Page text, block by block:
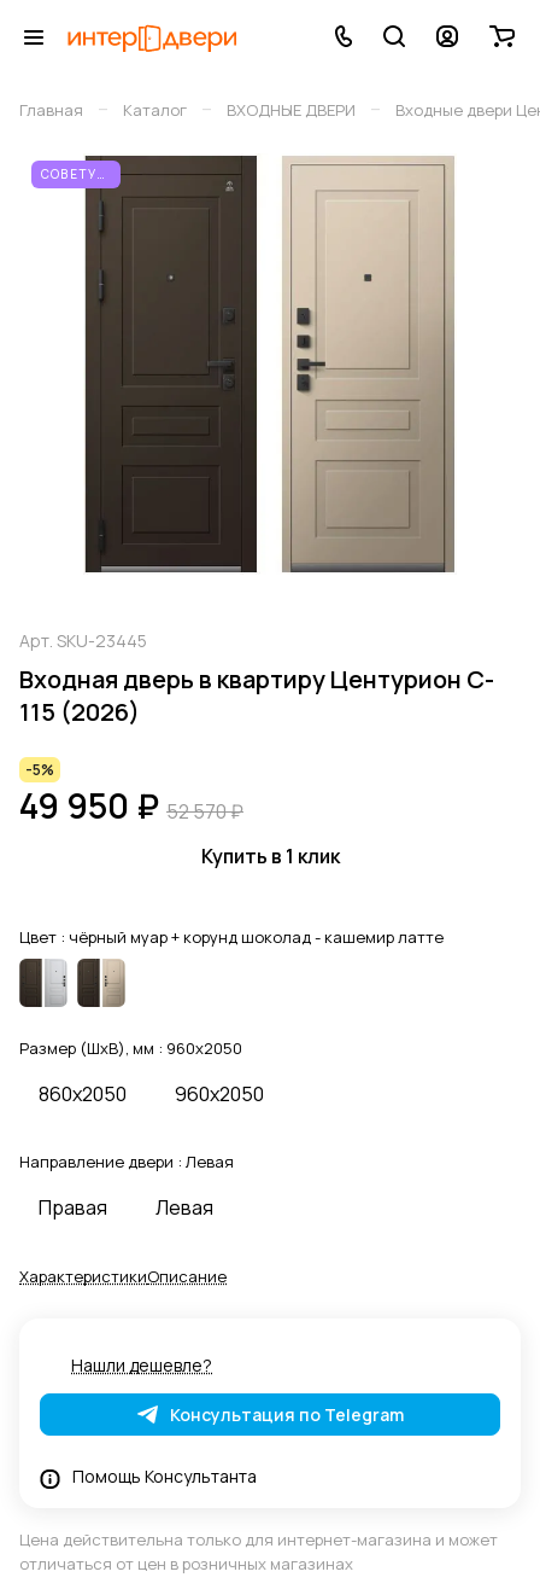
Главная – Каталог – ВХОДНЫЕ ДВЕРИ – Входные двери
СОВЕТУЕМ
Арт. SKU-23445
Входная дверь в квартиру Центурион C-
115 (2026)
-5%
49 950 ₽ 52 570 ₽
Купить в 1 клик
Цвет : чёрный муар + корунд шоколад - кашемир латте
Размер (ШхВ), мм : 960x2050
860x2050 960x2050
Направление двери : Левая
Правая Левая
ХарактеристикиОписание
Нашли дешевле?
Консультация по Telegram
Помощь Консультанта
Цена действительна только для интернет-магазина и может
отличаться от цен в розничных магазинах